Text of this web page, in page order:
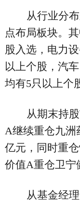
从行业分
点布局板块。
股入选，电力
以上个股，汽
均有5只以上个
从期末持
A继续重仓九洲
亿元，同时重
价值A重仓卫宁
从基金经